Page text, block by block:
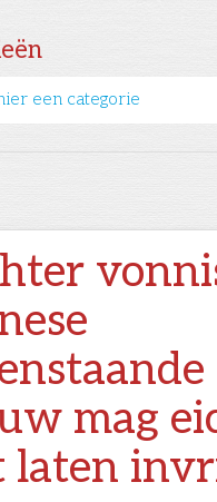
een categorie
mag
laten